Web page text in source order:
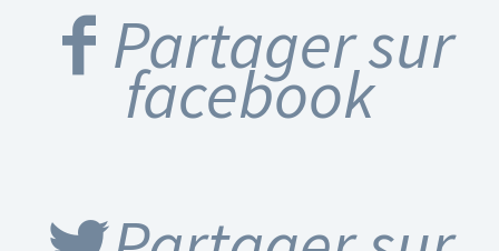
Partager sur
facebook